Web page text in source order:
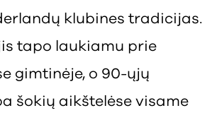
klubines tradicijas.
tapo laukiamu prie
gimtinėje, o 90-ųjų
šokių aikštelėse visame